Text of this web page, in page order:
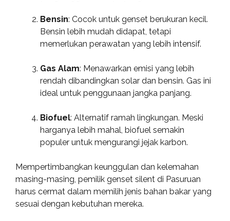
Bensin: Cocok untuk genset berukuran kecil.
Bensin lebih mudah didapat, tetapi
memerlukan perawatan yang lebih intensif.
Gas Alam: Menawarkan emisi yang lebih
rendah dibandingkan solar dan bensin. Gas ini
ideal untuk penggunaan jangka panjang.
Biofuel: Alternatif ramah lingkungan. Meski
harganya lebih mahal, biofuel semakin
populer untuk mengurangi jejak karbon.
Mempertimbangkan keunggulan dan kelemahan
masing-masing, pemilik genset silent di Pasuruan
harus cermat dalam memilih jenis bahan bakar yang
sesuai dengan kebutuhan mereka.